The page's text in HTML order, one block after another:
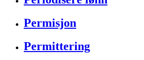
Permisjon
Permittering